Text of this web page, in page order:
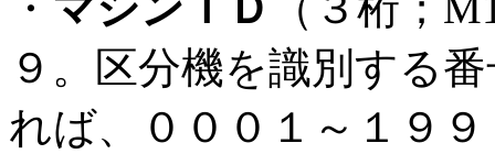
９。区分機を識別する
れば、０００１～１９